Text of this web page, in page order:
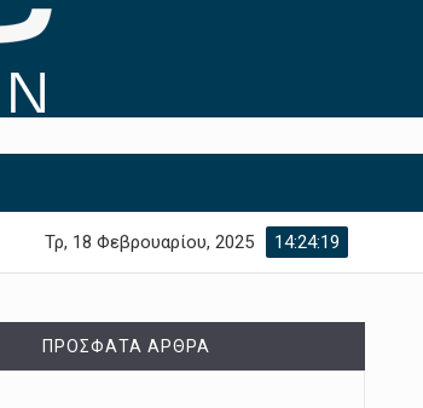
14:24:20
Τρ, 18 Φεβρουαρίου, 2025
ΠΡΌΣΦΑΤΑ ΆΡΘΡΑ